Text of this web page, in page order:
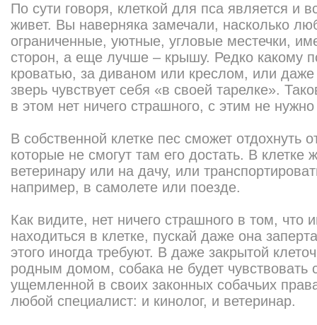
По сути говоря, клеткой для пса является и
живет. Вы наверняка замечали, насколько
ограниченные, уютные, угловые местечки,
сторон, а еще лучше – крышу. Редко какому
кроватью, за диваном или креслом, или
зверь чувствует себя «в своей тарелке».
в этом нет ничего страшного, с этим не
В собственной клетке пес сможет отдохнуть
которые не смогут там его достать. В клетке
ветеринару или на дачу, или
например, в самолете или поезде.
Как видите, нет ничего страшного в том, что
находиться в клетке, пускай даже она
этого иногда требуют. В даже закрытой
родным домом, собака не будет чувствовать
ущемленной в своих законных собачьих
любой специалист: и кинолог, и ветеринар.